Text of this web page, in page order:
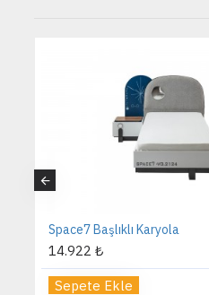
Space7 Başlıklı Karyola
14.922 ₺
Sepete Ekle